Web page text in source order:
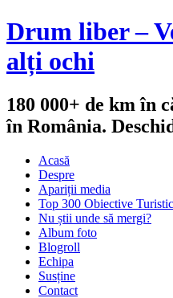
Drum liber –
alți ochi
180 000+ de km în
în România.
Acasă
Despre
Apariții media
Top 300 Obiective
Nu știi unde să mergi?
Album foto
Blogroll
Echipa
Susține
Contact